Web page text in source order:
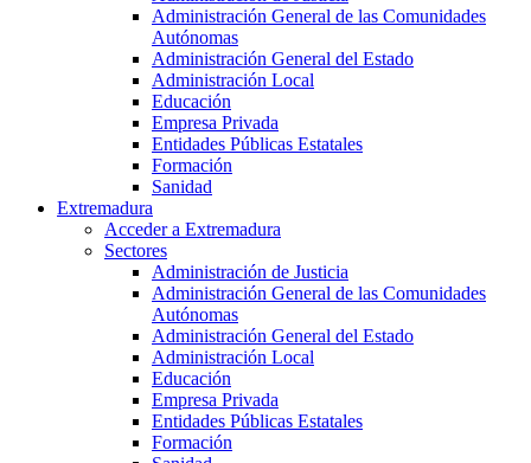
Administración General de las Comunidades
Autónomas
Administración General del Estado
Administración Local
Educación
Empresa Privada
Entidades Públicas Estatales
Formación
Sanidad
Extremadura
Acceder a Extremadura
Sectores
Administración de Justicia
Administración General de las Comunidades
Autónomas
Administración General del Estado
Administración Local
Educación
Empresa Privada
Entidades Públicas Estatales
Formación